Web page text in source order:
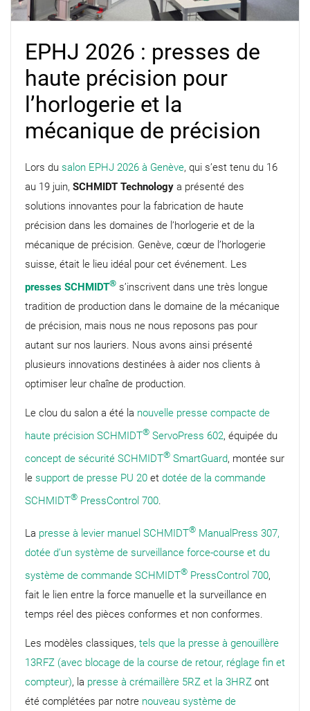
EPHJ 2026 : presses de
haute précision pour
l’horlogerie et la
mécanique de précision
Lors du salon EPHJ 2026 à Genève, qui s’est tenu du 16
au 19 juin, SCHMIDT Technology a présenté des
solutions innovantes pour la fabrication de haute
précision dans les domaines de l’horlogerie et de la
mécanique de précision. Genève, cœur de l’horlogerie
suisse, était le lieu idéal pour cet événement. Les
presses SCHMIDT® s’inscrivent dans une très longue
tradition de production dans le domaine de la mécanique
de précision, mais nous ne nous reposons pas pour
autant sur nos lauriers. Nous avons ainsi présenté
plusieurs innovations destinées à aider nos clients à
optimiser leur chaîne de production.
Le clou du salon a été la nouvelle presse compacte de
haute précision SCHMIDT® ServoPress 602, équipée du
concept de sécurité SCHMIDT® SmartGuard, montée sur
le support de presse PU 20 et dotée de la commande
SCHMIDT® PressControl 700.
La presse à levier manuel SCHMIDT® ManualPress 307,
dotée d’un système de surveillance force-course et du
système de commande SCHMIDT® PressControl 700,
fait le lien entre la force manuelle et la surveillance en
temps réel des pièces conformes et non conformes.
Les modèles classiques, tels que la presse à genouillère
13RFZ (avec blocage de la course de retour, réglage fin et
compteur), la presse à crémaillère 5RZ et la 3HRZ ont
été complétées par notre nouveau système de